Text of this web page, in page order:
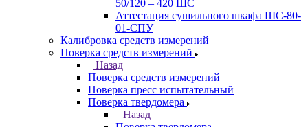
50/120 – 420 ШС
Аттестация сушильного шкафа ШС-80-
01-СПУ
Калибровка средств измерений
Поверка средств измерений
Назад
Поверка средств измерений
Поверка пресс испытательный
Поверка твердомера
Назад